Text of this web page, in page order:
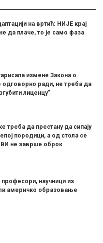
на вртић: НИЈЕ крај
да плаче, то је само фаза
измене Закона о
одговорно ради, не треба да
лиценцу”
треба да престану да сипају
породици, а од стола се
не заврше оброк
научници из
америчко образовање